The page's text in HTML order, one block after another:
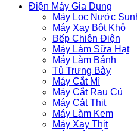
Điện Máy Gia Dụng
Máy Lọc Nước
Máy Xay Bột Khô
Bếp Chiên Điện
Máy Làm Sữa Hạt
Máy Làm Bánh
Tủ Trưng Bày
Máy Cắt Mì
Máy Cắt Rau Củ
Máy Cắt Thịt
Máy Làm Kem
Máy Xay Thịt